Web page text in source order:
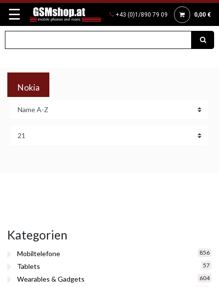
☰ +43 (0)1/890 79 09 0,00 €
Nokia
Kategorien
Mobiltelefone 856
Tablets 57
Wearables & Gadgets 604